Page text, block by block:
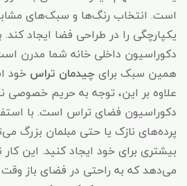
است. انتخاب رنگ‌ها و سبک‌های
یکپارچگی را در طراحی فضا ایجاد کند.
دکوراسیون داخلی خانه شما مدرن
همین سبک برای چیدمان تراس خود
علاوه بر این، توجه به حریم خصوصی
دکوراسیون فضای تراس است. با
پرده‌های نازک یا حتی مبلمان بزرگ
بیشتری برای خود ایجاد کنید. این کار
می‌دهد که به راحتی در فضای باز وقت